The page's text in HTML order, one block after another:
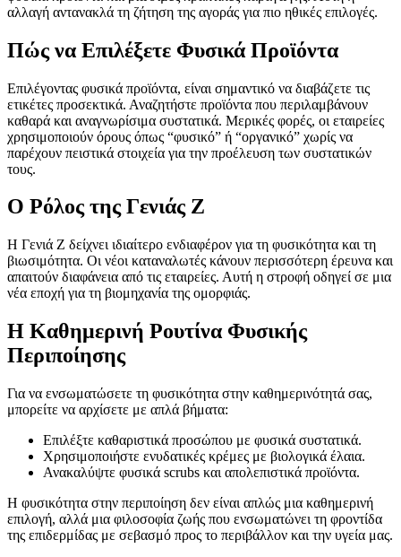
αλλαγή αντανακλά τη ζήτηση της αγοράς για πιο ηθικές επιλογές.
Πώς να Επιλέξετε Φυσικά Προϊόντα
Επιλέγοντας φυσικά προϊόντα, είναι σημαντικό να διαβάζετε τις
ετικέτες προσεκτικά. Αναζητήστε προϊόντα που περιλαμβάνουν
καθαρά και αναγνωρίσιμα συστατικά. Μερικές φορές, οι εταιρείες
χρησιμοποιούν όρους όπως “φυσικό” ή “οργανικό” χωρίς να
παρέχουν πειστικά στοιχεία για την προέλευση των συστατικών
τους.
Ο Ρόλος της Γενιάς Ζ
Η Γενιά Ζ δείχνει ιδιαίτερο ενδιαφέρον για τη φυσικότητα και τη
βιωσιμότητα. Οι νέοι καταναλωτές κάνουν περισσότερη έρευνα και
απαιτούν διαφάνεια από τις εταιρείες. Αυτή η στροφή οδηγεί σε μια
νέα εποχή για τη βιομηχανία της ομορφιάς.
Η Καθημερινή Ρουτίνα Φυσικής
Περιποίησης
Για να ενσωματώσετε τη φυσικότητα στην καθημερινότητά σας,
μπορείτε να αρχίσετε με απλά βήματα:
Επιλέξτε καθαριστικά προσώπου με φυσικά συστατικά.
Χρησιμοποιήστε ενυδατικές κρέμες με βιολογικά έλαια.
Ανακαλύψτε φυσικά scrubs και απολεπιστικά προϊόντα.
Η φυσικότητα στην περιποίηση δεν είναι απλώς μια καθημερινή
επιλογή, αλλά μια φιλοσοφία ζωής που ενσωματώνει τη φροντίδα
της επιδερμίδας με σεβασμό προς το περιβάλλον και την υγεία μας.